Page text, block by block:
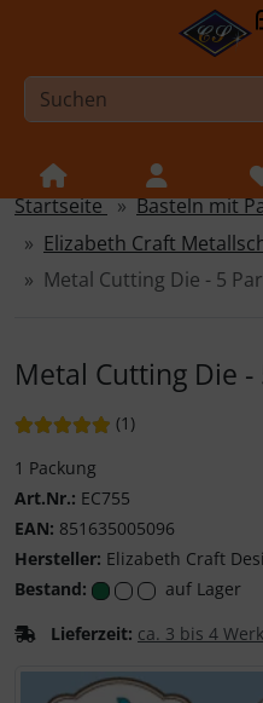
Sprungnavigation
Springe zur Navigation
Springe zum Inhalt
Startseite Basteln mit
Elizabeth Craft
Metal Cutting Die - 5
Metal Cutting Die -
Bewertung: 5 von 5 Sternen!
(1 Bewertungen
)
1 Packung
Art.Nr.: EC755
EAN: 851635005096
Hersteller: Elizabeth Craft
Bestand:
auf Lager
Lieferzeit: ca. 3 bis 4